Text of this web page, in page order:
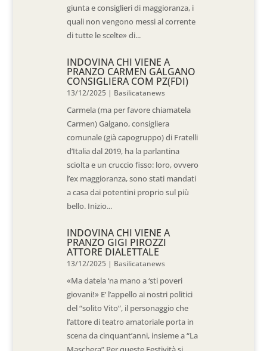
giunta e consiglieri di maggioranza, i
quali non vengono messi al corrente
di tutte le scelte» di...
INDOVINA CHI VIENE A
PRANZO CARMEN GALGANO
CONSIGLIERA COM PZ(FDI)
13/12/2025 | Basilicatanews
Carmela (ma per favore chiamatela
Carmen) Galgano, consigliera
comunale (già capogruppo) di Fratelli
d’Italia dal 2019, ha la parlantina
sciolta e un cruccio fisso: loro, ovvero
l’ex maggioranza, sono stati mandati
a casa dai potentini proprio sul più
bello. Inizio...
INDOVINA CHI VIENE A
PRANZO GIGI PIROZZI
ATTORE DIALETTALE
13/12/2025 | Basilicatanews
«Ma datela ‘na mano a ‘sti poveri
giovani!» E’ l’appello ai nostri politici
del “solito Vito”, il personaggio che
l’attore di teatro amatoriale porta in
scena da cinquant’anni, insieme a “La